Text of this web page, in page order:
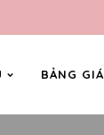
BẢNG GIÁ